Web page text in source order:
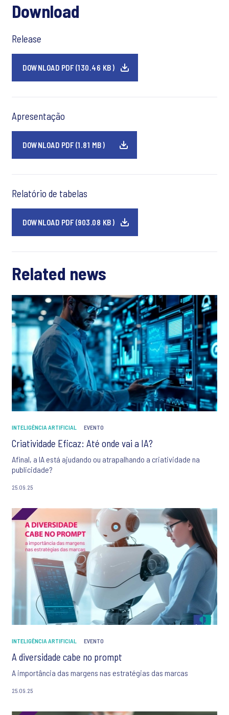
Download
Release
DOWNLOAD PDF (130.46 KB)
Apresentação
DOWNLOAD PDF (1.81 MB)
Relatório de tabelas
DOWNLOAD PDF (903.08 KB)
Related news
INTELIGÊNCIA ARTIFICIAL EVENTO
Criatividade Eficaz: Até onde vai a IA?
Afinal, a IA está ajudando ou atrapalhando a criatividade na
publicidade?
25.09.25
INTELIGÊNCIA ARTIFICIAL EVENTO
A diversidade cabe no prompt
A importância das margens nas estratégias das marcas
25.09.25